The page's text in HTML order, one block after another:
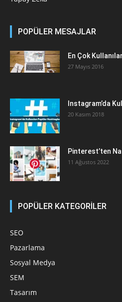
POPÜLER MESAJLAR
En Çok
27 Mayıs 2016
Instagram’da
20 Kasım 2018
Pinterest’ten
11 Ağustos 2022
POPÜLER KATEGORİLER
SEO
Pazarlama
Sosyal Medya
SEM
Tasarım